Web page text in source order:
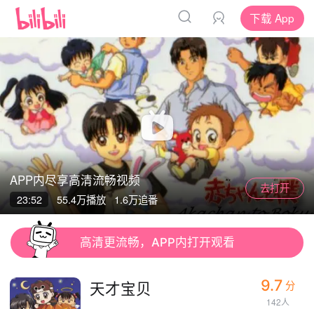
下载 App
清晰度
App App
APP内尽享高清流畅视频
23:52 55.4万播放 1.6万追番
去打开
高清更流畅，APP内打开观看
天才宝贝 9.7 分
142人